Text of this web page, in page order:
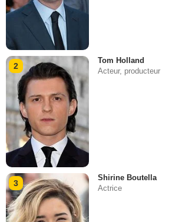
2
Tom Holland
Acteur, producteur
3
Shirine Boutella
Actrice